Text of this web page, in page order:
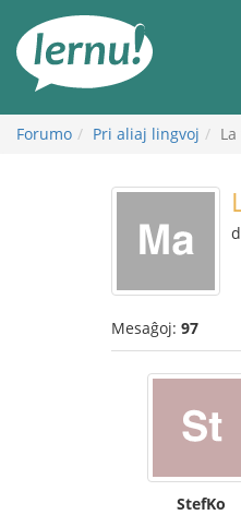
enhavo
Forumo Pri aliaj lingvoj
Mesaĝoj: 97
StefKo